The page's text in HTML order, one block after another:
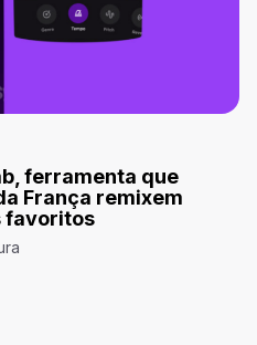
ferramenta que
França remixem
favoritos